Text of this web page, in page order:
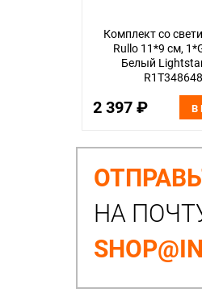
Комплект со
Rullo 11*9 см,
Белый
2 397 ₽ В
НА